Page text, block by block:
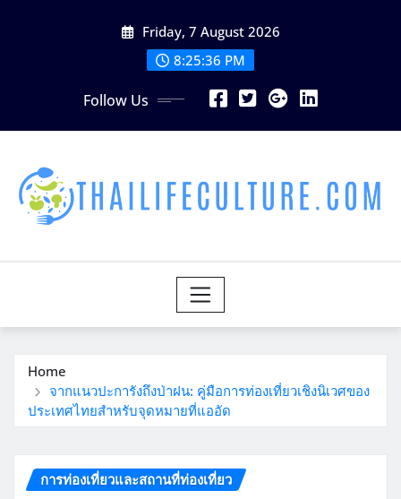
Friday, 7 August 2026
8:25:38 PM
Follow Us
Home
จากแนวปะการังถึงป่าฝน: คู่มือการท่องเที่ยวเชิงนิเวศของ
ประเทศไทยสำหรับจุดหมายที่แออัด
การท่องเที่ยวและสถานที่ท่องเที่ยว